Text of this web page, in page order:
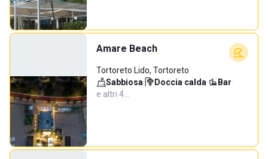
Amare Beach
Tortoreto Lido, Tortoreto
Sabbiosa· Doccia calda· Bar·
e altri 4…